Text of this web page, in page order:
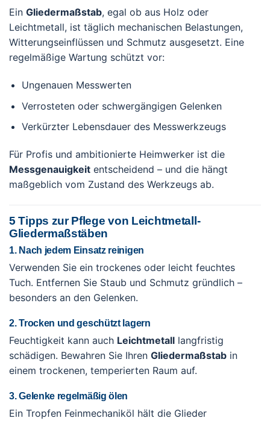
Ein Gliedermaßstab, egal ob aus Holz oder
Leichtmetall, ist täglich mechanischen Belastungen,
Witterungseinflüssen und Schmutz ausgesetzt. Eine
regelmäßige Wartung schützt vor:
Ungenauen Messwerten
Verrosteten oder schwergängigen Gelenken
Verkürzter Lebensdauer des Messwerkzeugs
Für Profis und ambitionierte Heimwerker ist die
Messgenauigkeit entscheidend – und die hängt
maßgeblich vom Zustand des Werkzeugs ab.
5 Tipps zur Pflege von Leichtmetall-
Gliedermaßstäben
1. Nach jedem Einsatz reinigen
Verwenden Sie ein trockenes oder leicht feuchtes
Tuch. Entfernen Sie Staub und Schmutz gründlich –
besonders an den Gelenken.
2. Trocken und geschützt lagern
Feuchtigkeit kann auch Leichtmetall langfristig
schädigen. Bewahren Sie Ihren Gliedermaßstab in
einem trockenen, temperierten Raum auf.
3. Gelenke regelmäßig ölen
Ein Tropfen Feinmechaniköl hält die Glieder